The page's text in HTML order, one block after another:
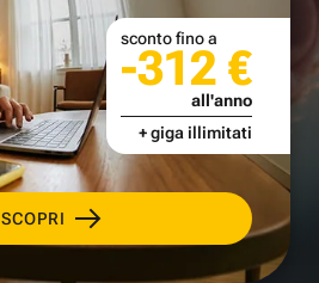
SCOPRI
sconto fino a
-312 €
all'anno
+ giga illimitati